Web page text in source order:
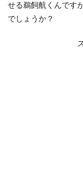
せる鵜飼航くんです
でしょうか？